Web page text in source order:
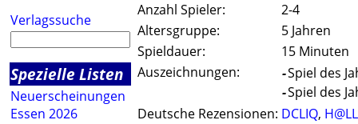
Verlagssuche
Spezielle Listen
Neuerscheinungen
Essen 2026
Anzahl Spieler:
2-4
Altersgruppe:
5 Jahren
Spieldauer:
15 Minuten
Auszeichnungen:
-Spiel des
-Spiel des
Deutsche Rezensionen: DCLIQ,